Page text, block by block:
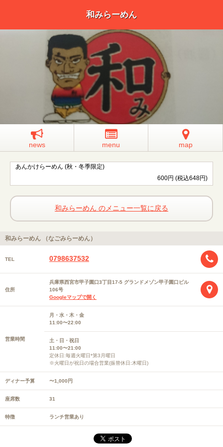
和みらーめん
news menu map
あんかけらーめん (秋・冬季限定)
600円 (税込648円)
和みらーめん のメニュー一覧に戻る
和みらーめん （なごみらーめん）
TEL 0798637532
住所
兵庫県西宮市甲子園口3丁目17-5 グランドメゾン甲子園口ビル
106号
Googleマップで開く
営業時間
月・水・木・金
11:00〜22:00
土・日・祝日
11:00〜21:00
定休日:毎週火曜日*第3月曜日
※火曜日が祝日の場合営業(振替休日:木曜日)
ディナー予算 〜1,000円
座席数 31
特徴 ランチ営業あり